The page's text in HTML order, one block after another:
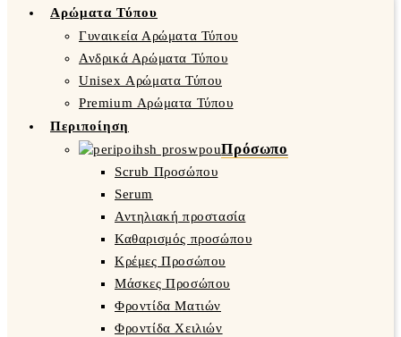
Αρώματα Τύπου
Γυναικεία Αρώματα Τύπου
Ανδρικά Αρώματα Τύπου
Unisex Αρώματα Τύπου
Premium Αρώματα Τύπου
Περιποίηση
Πρόσωπο
Scrub Προσώπου
Serum
Αντηλιακή προστασία
Καθαρισμός προσώπου
Κρέμες Προσώπου
Μάσκες Προσώπου
Φροντίδα Ματιών
Φροντίδα Χειλιών